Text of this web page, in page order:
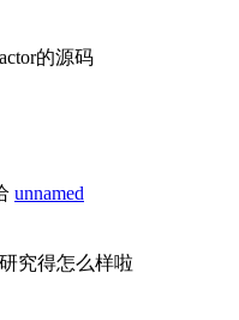
的源码
unnamed
究得怎么样啦